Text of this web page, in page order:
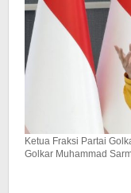
Ketua Fraksi Partai
Golkar Muhammad